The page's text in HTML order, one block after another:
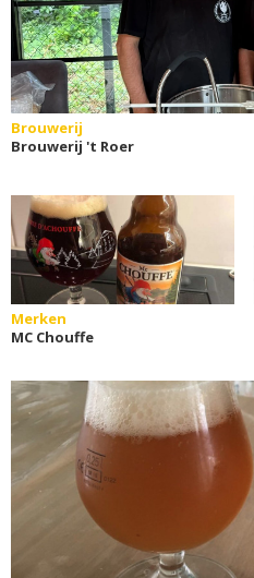
Brouwerij
Brouwerij 't Roer
Merken
MC Chouffe